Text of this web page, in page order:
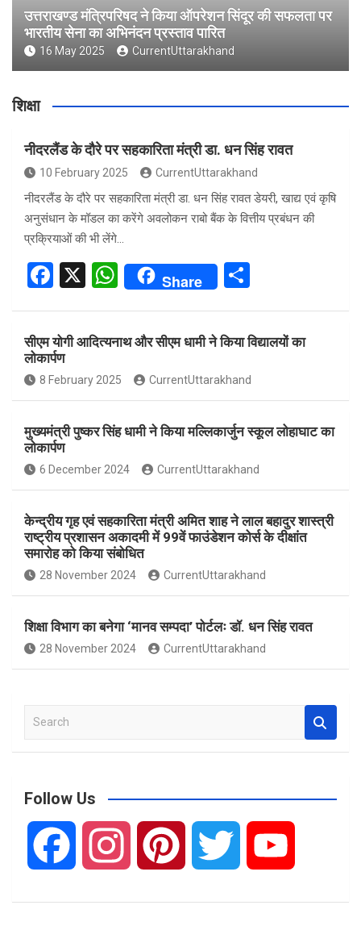
उत्तराखण्ड मंत्रिपरिषद ने किया ऑपरेशन सिंदूर की सफलता पर
भारतीय सेना का अभिनंदन प्रस्ताव पारित
16 May 2025 CurrentUttarakhand
शिक्षा
नीदरलैंड के दौरे पर सहकारिता मंत्री डा. धन सिंह रावत
10 February 2025 CurrentUttarakhand
नीदरलैंड के दौरे पर सहकारिता मंत्री डा. धन सिंह रावत डेयरी, खाद्य एवं कृषि
अनुसंधान के मॉडल का करेंगे अवलोकन राबो बैंक के वित्तीय प्रबंधन की
प्रक्रियाओं की भी लेंगे…
F
ce
b
o
o
k
X
W
s
A
p
p
Share
ar
e
सीएम योगी आदित्यनाथ और सीएम धामी ने किया विद्यालयों का
लोकार्पण
8 February 2025 CurrentUttarakhand
मुख्यमंत्री पुष्कर सिंह धामी ने किया मल्लिकार्जुन स्कूल लोहाघाट का
लोकार्पण
6 December 2024 CurrentUttarakhand
केन्द्रीय गृह एवं सहकारिता मंत्री अमित शाह ने लाल बहादुर शास्त्री
राष्ट्रीय प्रशासन अकादमी में 99वें फाउंडेशन कोर्स के दीक्षांत
समारोह को किया संबोधित
28 November 2024 CurrentUttarakhand
शिक्षा विभाग का बनेगा ‘मानव सम्पदा’ पोर्टलः डॉ. धन सिंह रावत
28 November 2024 CurrentUttarakhand
a
c
Follow Us